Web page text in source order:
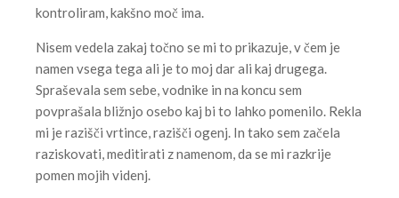
kontroliram, kakšno moč ima.
Nisem vedela zakaj točno se mi to prikazuje, v čem je
namen vsega tega ali je to moj dar ali kaj drugega.
Spraševala sem sebe, vodnike in na koncu sem
povprašala bližnjo osebo kaj bi to lahko pomenilo. Rekla
mi je razišči vrtince, razišči ogenj. In tako sem začela
raziskovati, meditirati z namenom, da se mi razkrije
pomen mojih videnj.